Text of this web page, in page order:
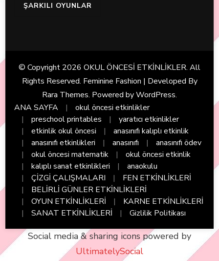
ŞARKILI OYUNLAR
© Copyright 2026 OKUL ÖNCESİ ETKİNLİKLER. All
Rights Reserved. Feminine Fashion | Developed By
Rara Themes. Powered byWordPress.
ANA SAYFA
okul öncesi etkinlikler
preschool printables
yaratıcı etkinlikler
etkinlik okul öncesi
anasınıfı kalıplı etkinlik
anasınıfı etkinlikleri
anasınıfı
anasınıfı ödev
okul öncesi matematik
okul öncesi etkinlik
kalıplı sanat etkinlikleri
anaokulu
ÇİZGİ ÇALIŞMALARI
FEN ETKİNLİKLERİ
BELİRLİ GÜNLER ETKİNLİKLERİ
OYUN ETKİNLİKLERİ
KARNE ETKİNLİKLERİ
SANAT ETKİNLİKLERİ
Gizlilik Politikası
Social media & sharing icons powered by
UltimatelySocial